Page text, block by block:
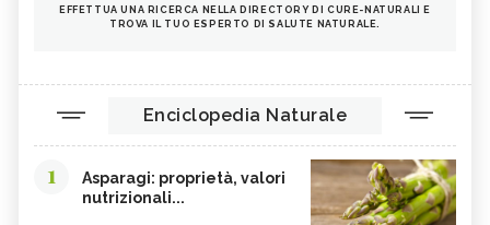
EFFETTUA UNA RICERCA NELLA DIRECTORY DI CURE-NATURALI E
TROVA IL TUO ESPERTO DI SALUTE NATURALE.
Enciclopedia Naturale
1
Asparagi: proprietà, valori
nutrizionali...